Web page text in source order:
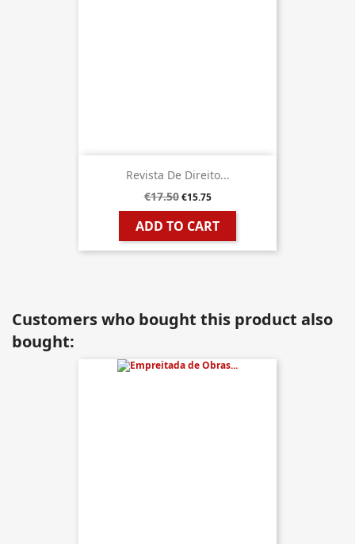
Revista De Direito...
€17.50 €15.75
ADD TO CART
Customers who bought this product also
bought: